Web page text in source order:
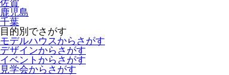
佐賀
鹿児島
千葉
目的別でさがす
モデルハウスからさがす
デザインからさがす
イベントからさがす
見学会からさがす